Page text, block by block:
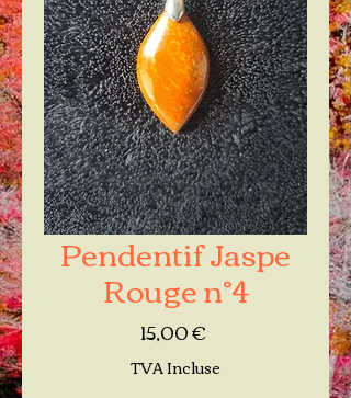
Pendentif Jaspe
Rouge n°4
15,00 €Prix
TVA Incluse